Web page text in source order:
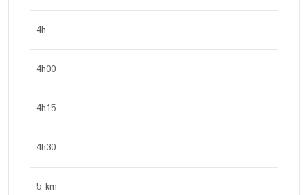
4h
4h00
4h15
4h30
5 km